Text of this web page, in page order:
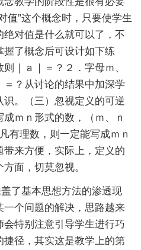
值”这个概念时，只要使学生
对值是什么就可以了，不
了概念后可设计如下练
｜ａ｜＝？２．字母ｍ、
＝？从讨论的结果中加深学
。（三）忽视定义的可逆
ｍｎ形式的数，（ｍ、ｎ
有理数，则一定能写成ｍｎ
来方便，实际上，定义的
面，切莫忽视。
了基本思想方法的渗透现
个问题的解决，思路越来
特别注意引导学生进行巧
径，其实这是教学上的第